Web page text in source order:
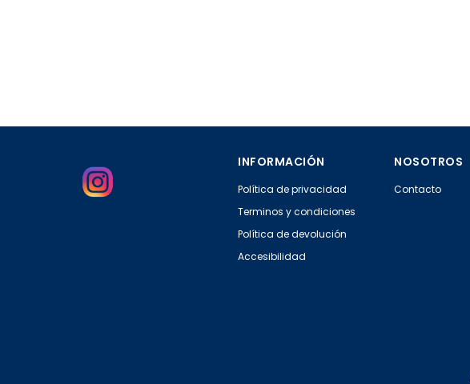
INFORMACIÓN
Política de privacidad
Terminos y condiciones
Política de devolución
Accesibilidad
NOSOTROS
Contacto